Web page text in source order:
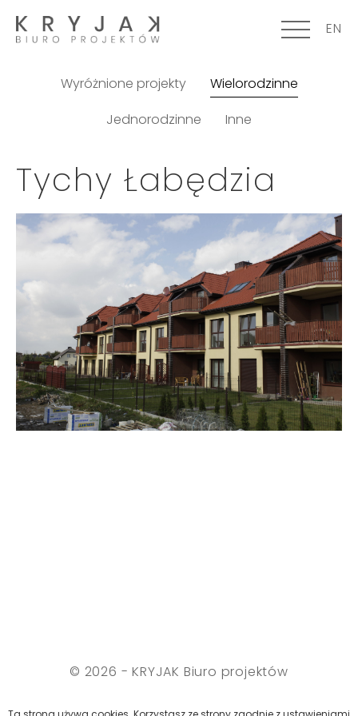
EN
Wyróżnione projekty
Wielorodzinne
Jednorodzinne
Inne
Tychy Łabędzia
© 2026 - KRYJAK Biuro projektów
Polityka cookies